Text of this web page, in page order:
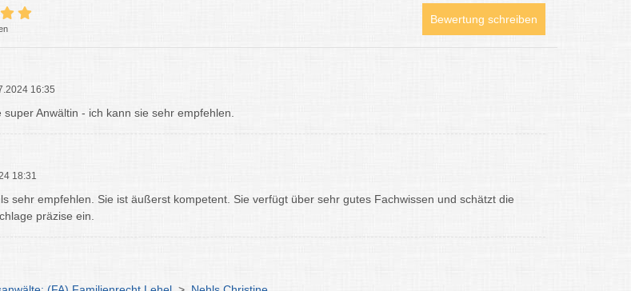
Bewertung schreiben
16:35
Anwältin - ich kann sie sehr empfehlen.
18:31
sehr empfehlen. Sie ist äußerst kompetent. Sie verfügt über sehr gutes Fachwissen und schätzt die
präzise ein.